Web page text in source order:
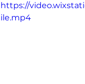
https://
ile.mp4